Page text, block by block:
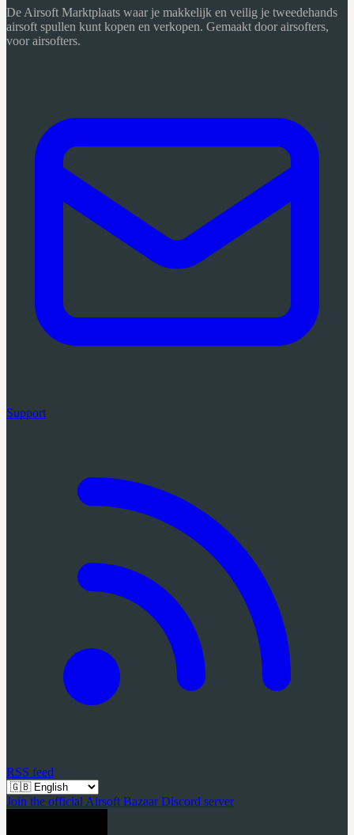
De Airsoft Marktplaats waar je makkelijk en veilig je tweedehands
airsoft spullen kunt kopen en verkopen. Gemaakt door airsofters,
voor airsofters.
Support
RSS feed
Join the official Airsoft Bazaar Discord server